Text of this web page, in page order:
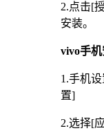
2.点击[
安装。
vivo手
1.手机
置]
2.选择[